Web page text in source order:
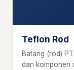
Teflon Rod
Batang (rod)
dan komponen